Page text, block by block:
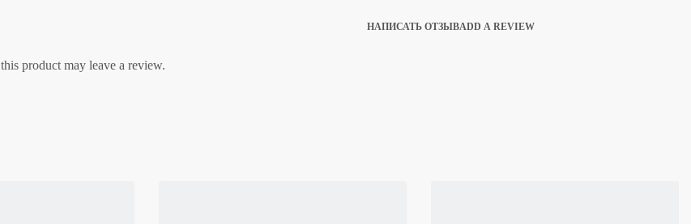
ADD A REVIEW
product may leave a review.